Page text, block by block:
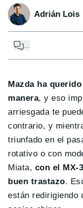
Adrián Lois
...
Mazda ha
manera, y eso
arriesgada te
contrario, y
triunfado en el
rotativo o con
Miata, con el MX-
buen trastazo.
están redirigiendo